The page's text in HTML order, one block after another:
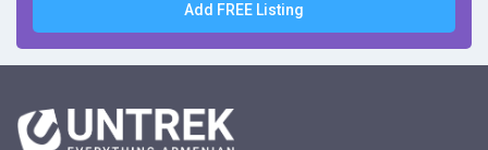
Add FREE Listing